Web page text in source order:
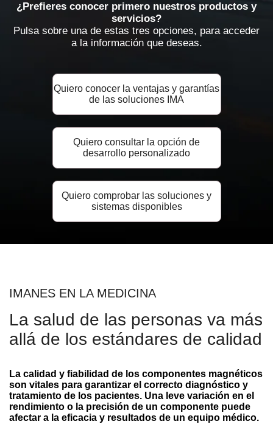
¿Prefieres conocer primero nuestros productos y
servicios?
Pulsa sobre una de estas tres opciones, para acceder
a la información que deseas.
Quiero conocer la ventajas y garantías
de las soluciones IMA
Quiero consultar la opción de
desarrollo personalizado
Quiero comprobar las soluciones y
sistemas disponibles
IMANES EN LA MEDICINA
La salud de las personas va más
allá de los estándares de calidad
La calidad y fiabilidad de los componentes magnéticos
son vitales para garantizar el correcto diagnóstico y
tratamiento de los pacientes. Una leve variación en el
rendimiento o la precisión de un componente puede
afectar a la eficacia y resultados de un equipo médico.